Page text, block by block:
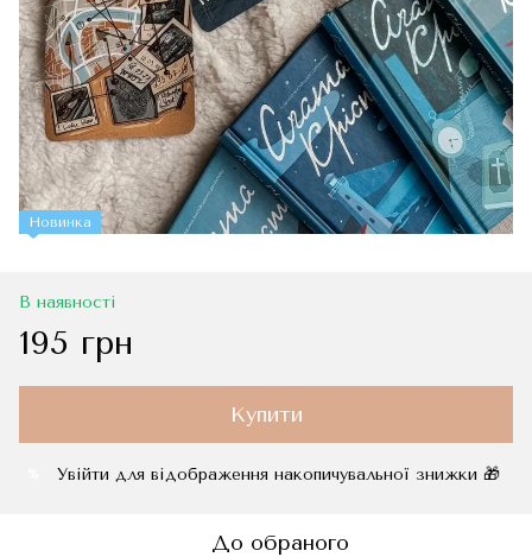
Новинка
В наявності
195 грн
Купити
Увійти для відображення накопичувальної знижки 🎁
До обраного